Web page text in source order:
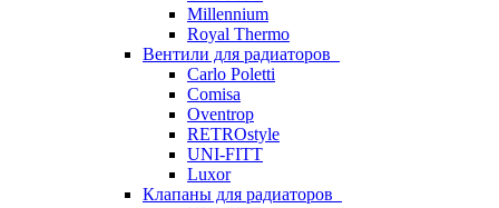
Millennium
Royal Thermo
Вентили для радиаторов
Carlo Poletti
Comisa
Oventrop
RETROstyle
UNI-FITT
Luxor
Клапаны для радиаторов